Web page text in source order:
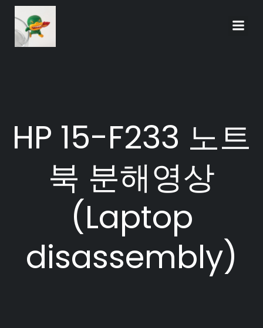
HP 15-F233 노트
북 분해영상
(Laptop
disassembly)